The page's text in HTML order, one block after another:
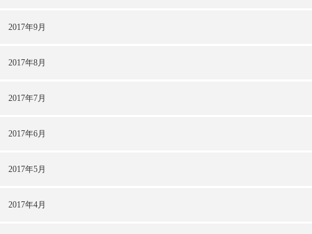
2017年9月
2017年8月
2017年7月
2017年6月
2017年5月
2017年4月